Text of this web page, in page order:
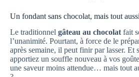
Un fondant sans chocolat, mais tout
Le traditionnel gâteau au chocolat fait
l’unanimité. Pourtant, à force de le
après semaine, il peut finir par lasser. Et
apportiez un souffle nouveau à vos
une saveur moins attendue… mais tout